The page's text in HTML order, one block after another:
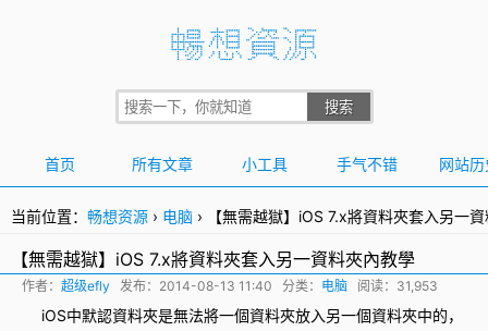
首页 所有文章 小工具 手气不错 网站历
当前位置： 畅想资源 › 电脑 › 【無需越獄】iOS 7.x將資料夾套入另一
【無需越獄】iOS 7.x將資料夾套入另一資料夾內教學
作者： 超级efly 发布： 2014-08-13 11:40 分类： 电脑 阅读：31,953
iOS中默認資料夾是無法將一個資料夾放入另一個資料夾中的，